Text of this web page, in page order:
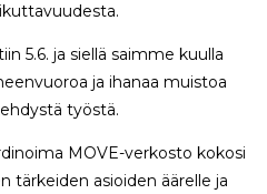
5.6. ja siellä saimme kuulla
ja ihanaa muistoa
työstä.
MOVE-verkosto kokosi
tärkeiden asioiden äärelle ja